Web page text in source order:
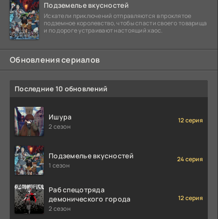
Подземелье вкусностей
Искатели приключений отправляются в проклятое
подземное королевство, чтобы спасти своего товарища
и по дороге устраивают настоящий хаос.
Обновления сериалов
Последние 10 обновлений
Ишура
2 сезон
12 серия
Подземелье вкусностей
1 сезон
24 серия
Раб спецотряда
демонического города
2 сезон
12 серия